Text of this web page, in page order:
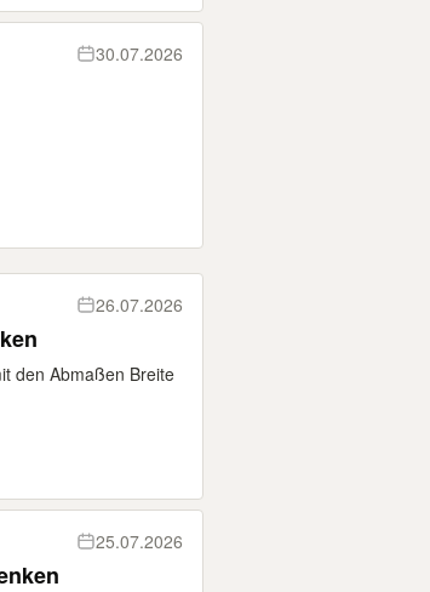
30.07.2026
26.07.2026
den Abmaßen Breite
25.07.2026